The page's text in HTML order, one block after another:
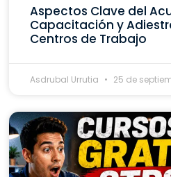
Aspectos Clave del
Capacitación y
Centros de Trabajo
Asdrubal Urrutia 25 de